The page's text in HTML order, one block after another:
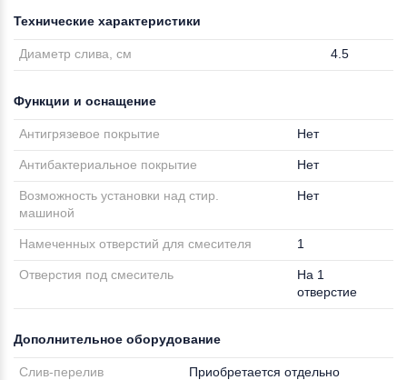
Технические характеристики
Диаметр слива, см 4.5
Функции и оснащение
Антигрязевое покрытие Нет
Антибактериальное покрытие Нет
Возможность установки над стир.
машиной
Нет
Намеченных отверстий для смесителя 1
Отверстия под смеситель
На 1
отверстие
Дополнительное оборудование
Слив-перелив Приобретается отдельно